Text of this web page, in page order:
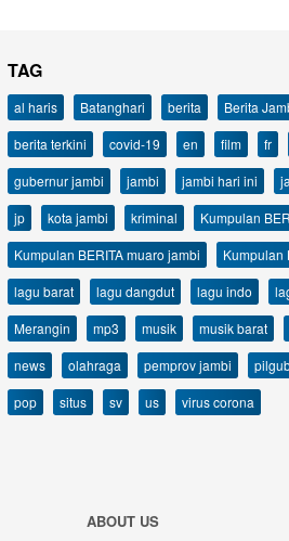
TAG
al haris Batanghari berita Berita
berita terkini
covid-19 en film fr
gubernur jambi
jambi jambi hari ini
jp
kota jambi kriminal
Kumpulan
Kumpulan BERITA muaro jambi
Kumpulan
lagu barat
lagu dangdut lagu indo
Merangin
mp3 musik musik barat
news
olahraga pemprov jambi
pop
situs sv us virus corona
ABOUT US